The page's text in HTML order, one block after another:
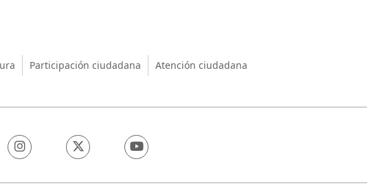
Participación ciudadana Atención ciudadana